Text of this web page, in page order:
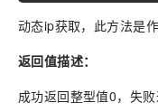
动态ip获取，此方法是
返回值描述：
成功返回整型值0，失败